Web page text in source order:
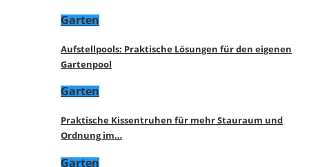
Garten
Aufstellpools: Praktische Lösungen für den eigenen
Gartenpool
Garten
Praktische Kissentruhen für mehr Stauraum und
Ordnung im…
Garten